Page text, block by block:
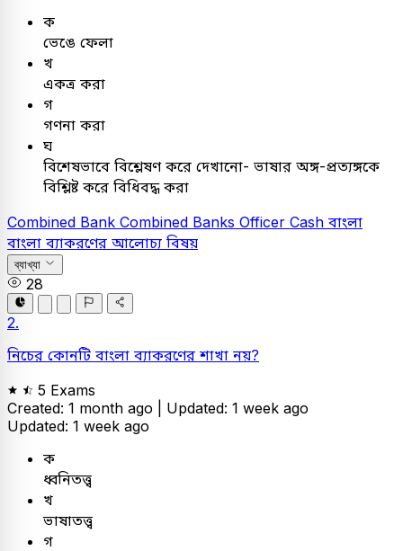
ক
ভেঙে ফেলা
খ
একত্র করা
গ
গণনা করা
ঘ
বিশেষভাবে বিশ্লেষণ করে দেখানো- ভাষার অঙ্গ-প্রত্যঙ্গকে
বিশ্লিষ্ট করে বিধিবদ্ধ করা
Combined Bank Combined Banks Officer Cash বাংলা
বাংলা ব্যাকরণের আলোচ্য বিষয়
ব্যাখ্যা
28
2.
নিচের কোনটি বাংলা ব্যাকরণের শাখা নয়?
5 Exams
Created: 1 month ago | Updated: 1 week ago
Updated: 1 week ago
ক
ধ্বনিতত্ত্ব
খ
ভাষাতত্ত্ব
গ